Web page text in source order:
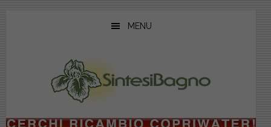
MENU